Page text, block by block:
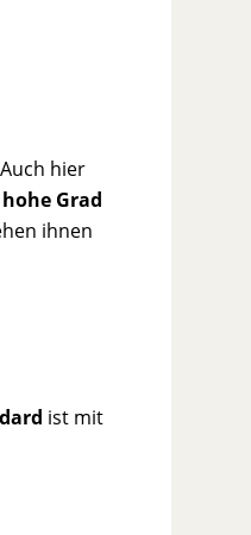
hier
hohe Grad
ihnen
ist mit